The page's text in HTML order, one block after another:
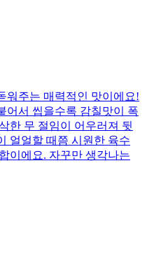
워주는 매력적인 맛이에요!
어서 씹을수록 감칠맛이 폭
한 무 절임이 어우러져 뒷
얼얼할 때쯤 시원한 육수
이에요. 자꾸만 생각나는